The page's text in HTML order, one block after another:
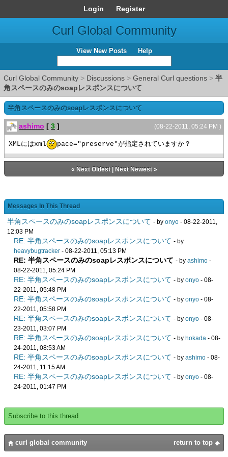
Login Register
Curl Global Community
View New Posts Help
Curl Global Community > Discussions > General Curl questions > 半
角スペースのみのsoapレスポンスについて
半角スペースのみのsoapレスポンスについて
(08-22-2011, 05:24 PM )
ashimo [ 3 ]
XMLにはxml pace="preserve"が指定されていますか？
« Next Oldest| Next Newest»
Messages In This Thread
半角スペースのみのsoapレスポンスについて - by onyo - 08-22-2011,
12:03 PM
RE: 半角スペースのみのsoapレスポンスについて - by
heavybugtracker - 08-22-2011, 05:13 PM
RE: 半角スペースのみのsoapレスポンスについて - by ashimo -
08-22-2011, 05:24 PM
RE: 半角スペースのみのsoapレスポンスについて - by onyo - 08-
22-2011, 05:48 PM
RE: 半角スペースのみのsoapレスポンスについて - by onyo - 08-
22-2011, 05:58 PM
RE: 半角スペースのみのsoapレスポンスについて - by onyo - 08-
23-2011, 03:07 PM
RE: 半角スペースのみのsoapレスポンスについて - by hokada - 08-
24-2011, 08:53 AM
RE: 半角スペースのみのsoapレスポンスについて - by ashimo - 08-
24-2011, 11:15 AM
RE: 半角スペースのみのsoapレスポンスについて - by onyo - 08-
24-2011, 01:47 PM
Subscribe to this thread
return to top
curl global community